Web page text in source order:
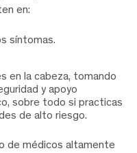
en:
síntomas.
en la cabeza, tomando
y apoyo
sobre todo si practicas
de alto riesgo.
de médicos altamente